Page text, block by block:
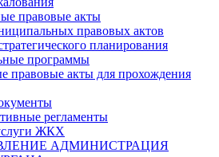
правовые акты
правовых актов
планирования
программы
правовые акты для прохождения
регламенты
ЖКХ
АДМИНИСТРАЦИЯ